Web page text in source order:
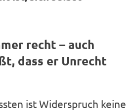
recht – auch
dass er Unrecht
ist Widerspruch keine